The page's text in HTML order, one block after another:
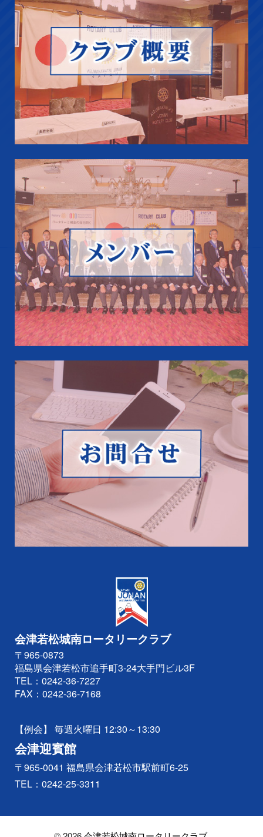
会津若松城南ロータリークラブ
〒965-0873
福島県会津若松市追手町3-24大手門ビル3F
TEL： 0242-36-7227
FAX：0242-36-7168
【例会】 毎週火曜日 12:30～13:30
会津迎賓館
〒965-0041 福島県会津若松市駅前町6-25
TEL： 0242-25-3311